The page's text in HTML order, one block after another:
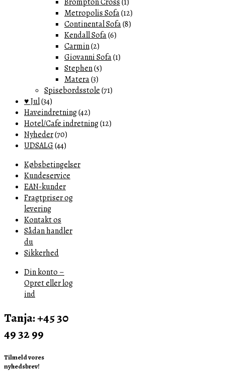
Metropolis Sofa(12)
Continental Sofa(8)
Kendall Sofa(6)
Carmin(2)
Giovanni Sofa(1)
Stephen(5)
Matera(3)
Spisebordsstole(71)
♥ Jul(34)
Haveindretning(42)
Hotel/Cafe indretning(12)
Nyheder(70)
UDSALG(44)
Købsbetingelser
Kundeservice
EAN-kunder
Fragtpriser og
levering
Kontakt os
Sådan handler
du
Sikkerhed
Din konto –
Opret eller log
ind
Tanja: +45 30
49 32 99
Tilmeld vores
nyhedsbrev!